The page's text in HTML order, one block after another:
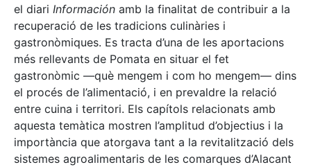
el diari Información amb la finalitat de contribuir a la
recuperació de les tradicions culinàries i
gastronòmiques. Es tracta d’una de les aportacions
més rellevants de Pomata en situar el fet
gastronòmic —què mengem i com ho mengem— dins
el procés de l’alimentació, i en prevaldre la relació
entre cuina i territori. Els capítols relacionats amb
aquesta temàtica mostren l’amplitud d’objectius i la
importància que atorgava tant a la revitalització dels
sistemes agroalimentaris de les comarques d’Alacant